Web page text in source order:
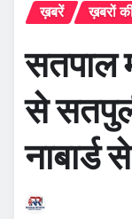
ख़बरें ख़बरों
सतपाल
से
नाबार्ड